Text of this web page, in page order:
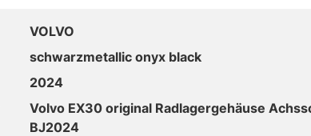
VOLVO
schwarzmetallic onyx black
2024
Volvo EX30 original Radlagergehäuse
BJ2024